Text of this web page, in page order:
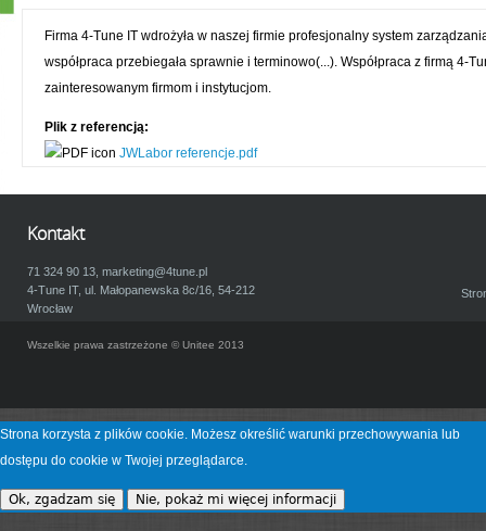
Firma 4-Tune IT wdrożyła w naszej firmie profesjonalny system
współpraca przebiegała sprawnie i terminowo(...). Współpraca z firmą 4-
zainteresowanym firmom i instytucjom.
Plik z referencją:
JWLabor referencje.pdf
g
c
Kontakt
71 324 90 13, marketing@4tune.pl
4-Tune IT, ul. Małopanewska 8c/16, 54-212
Wrocław
Wszelkie prawa zastrzeżone © Unitee 2013
Strona korzysta z plików cookie. Możesz określić warunki przechowywania lub
dostępu do cookie w Twojej przeglądarce.
Ok, zgadzam się Nie, pokaż mi więcej informacji